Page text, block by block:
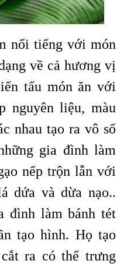
nổi tiếng với món
về cả hương vị
tấu món ăn với
nguyên liệu, màu
nhau tạo ra vô số
gia đình làm
nếp trộn lẫn với
dứa và dừa nạo..
đình làm bánh tét
tạo hình. Họ tạo
ra có thể trưng